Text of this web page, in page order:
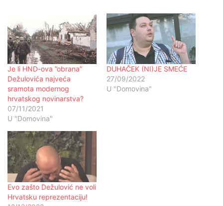
Je li HND-ova ”obrana”
Dežulovića najveća
sramota modernog
hrvatskog novinarstva?
07/11/2021
U "Domovina"
DUHAČEK (NI)JE SMEĆE
27/09/2022
U "Domovina"
Evo zašto Dežulović ne voli
Hrvatsku reprezentaciju!